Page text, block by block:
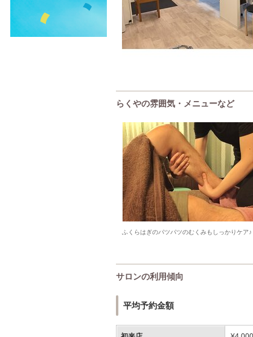
らくやの雰囲気・メニューなど
ふくらはぎのパツパツのむくみもしっかりケア♪
サロンの利用傾向
平均予約金額